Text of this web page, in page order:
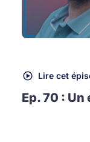
Lire cet
Ep. 70 :